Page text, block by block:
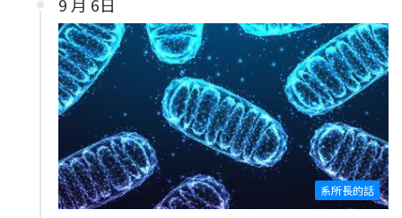
9 月 6日
系所長的話